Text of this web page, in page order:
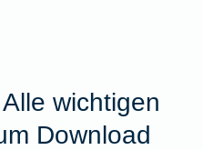
wichtigen
Download